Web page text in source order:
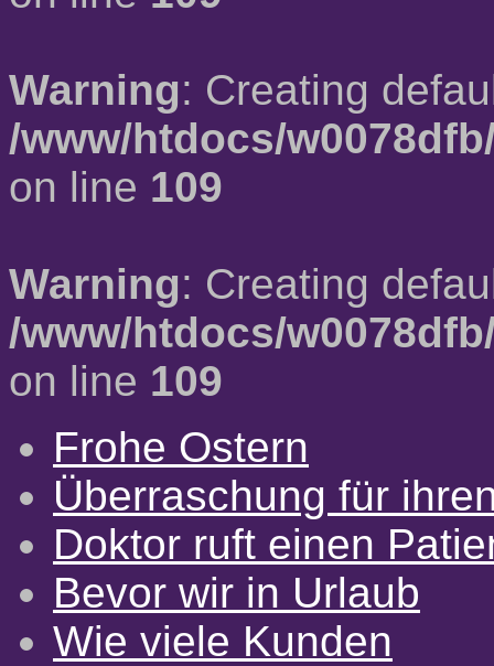
Warning: Creating
/www/htdocs/
on line 109
Warning: Creating
/www/htdocs/
on line 109
Frohe Ostern
Überraschung für
Doktor ruft einen
Bevor wir in Urlaub
Wie viele Kunden